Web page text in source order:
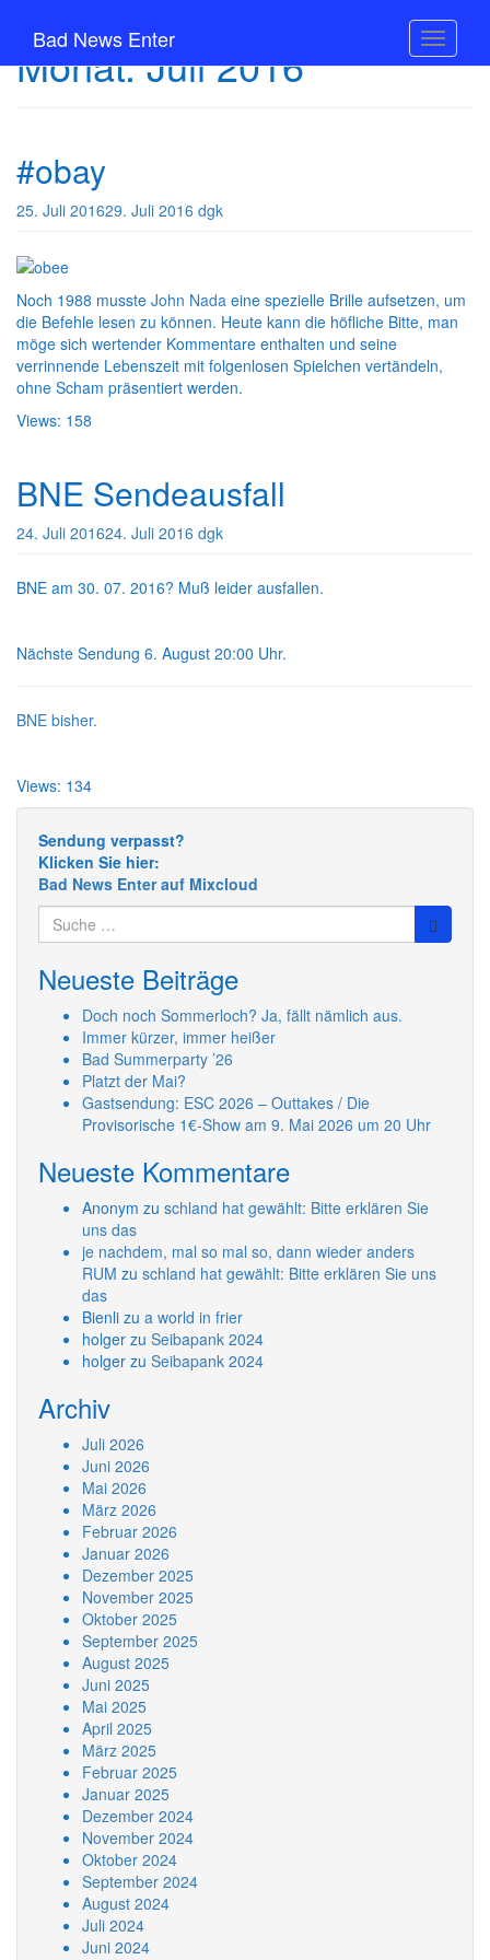
content
Bad News Enter Toggle
Monat:Juli 2016
#obay
25. Juli 201629. Juli 2016 dgk
Noch 1988 musste John Nada eine spezielle Brille aufsetzen, um
die Befehle lesen zu können. Heute kann die höfliche Bitte, man
möge sich wertender Kommentare enthalten und seine
verrinnende Lebenszeit mit folgenlosen Spielchen vertändeln,
ohne Scham präsentiert werden.
Views: 158
BNE Sendeausfall
24. Juli 201624. Juli 2016 dgk
BNE am 30. 07. 2016? Muß leider ausfallen.
Nächste Sendung 6. August 20:00 Uhr.
BNE bisher.
Views: 134
Sendung verpasst?
Klicken Sie hier:
Bad News Enter auf Mixcloud
Suche
nach:
Neueste Beiträge
Doch noch Sommerloch? Ja, fällt nämlich aus.
Immer kürzer, immer heißer
Bad Summerparty ’26
Platzt der Mai?
Gastsendung: ESC 2026 – Outtakes / Die
Provisorische 1€-Show am 9. Mai 2026 um 20 Uhr
Neueste Kommentare
Anonym zu schland hat gewählt: Bitte erklären Sie
uns das
je nachdem, mal so mal so, dann wieder anders
RUM zu schland hat gewählt: Bitte erklären Sie uns
das
Bienli zu a world in frier
holger zu Seibapank 2024
holger zu Seibapank 2024
Archiv
Juli 2026
Juni 2026
Mai 2026
März 2026
Februar 2026
Januar 2026
Dezember 2025
November 2025
Oktober 2025
September 2025
August 2025
Juni 2025
Mai 2025
April 2025
März 2025
Februar 2025
Januar 2025
Dezember 2024
November 2024
Oktober 2024
September 2024
August 2024
Juli 2024
Juni 2024